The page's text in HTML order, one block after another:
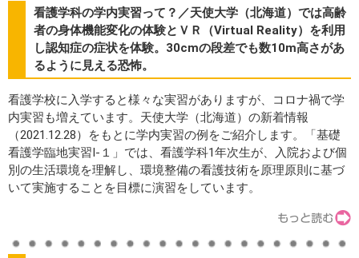
看護学科の学内実習って？／天使大学（北海道）では高齢
者の身体機能変化の体験とＶＲ（Virtual Reality）を利用
し認知症の症状を体験。30cmの段差でも数10m高さがあ
るように見える恐怖。
看護学校に入学すると様々な実習がありますが、コロナ禍で学
内実習も増えています。天使大学（北海道）の新着情報
（2021.12.28）をもとに学内実習の例をご紹介します。「基礎
看護学臨地実習Ⅰ-１」では、看護学科1年次生が、入院および個
別の生活環境を理解し、環境整備の看護技術を原理原則に基づ
いて実施することを目標に演習をしています。